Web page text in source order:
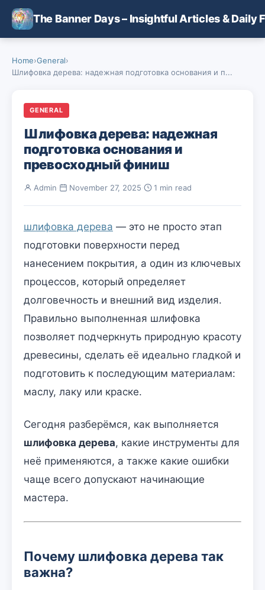
Skip to main content
The Banner Days – Insightful Articles & Daily
Home›General›
Шлифовка дерева: надежная подготовка основания и п...
GENERAL
Шлифовка дерева: надежная
подготовка основания и
превосходный финиш
Admin November 27, 2025 1 min read
шлифовка дерева — это не просто этап
подготовки поверхности перед
нанесением покрытия, а один из ключевых
процессов, который определяет
долговечность и внешний вид изделия.
Правильно выполненная шлифовка
позволяет подчеркнуть природную красоту
древесины, сделать её идеально гладкой и
подготовить к последующим материалам:
маслу, лаку или краске.
Сегодня разберёмся, как выполняется
шлифовка дерева, какие инструменты для
неё применяются, а также какие ошибки
чаще всего допускают начинающие
мастера.
Почему шлифовка дерева так
важна?